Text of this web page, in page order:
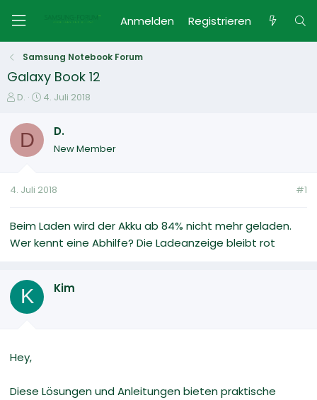
Anmelden Registrieren
Samsung Notebook Forum
Galaxy Book 12
E
s
e
e
D.
E
t
t
m
4. Juli 2018
D D.
New Member
4. Juli 2018 #1
Beim Laden wird der Akku ab 84% nicht mehr geladen.
Wer kennt eine Abhilfe? Die Ladeanzeige bleibt rot
K Kim
Hey,
Diese Lösungen und Anleitungen bieten praktische